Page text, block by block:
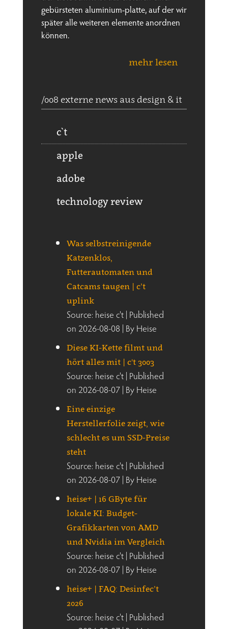
gebürsteten aluminium-platte, auf der wir
später alle weiteren elemente anordnen
können.
mehr lesen
/008 externe news aus design & it
c`t
apple
adobe
technology review
Was selbstreinigende
Katzenklos,
Futterautomaten und
Catcams taugen | c’t
uplink
Source: heise c't Published
on 2026-08-08 By Heise
Diese KI-Kette filmt und
hört alles mit | c't 3003
Source: heise c't Published
on 2026-08-07 By Heise
Eine einzige
Herstellerfolie zeigt, wie
schlecht es um SSD-Preise
steht
Source: heise c't Published
on 2026-08-07 By Heise
heise+ | 16 GByte für
lokale KI: Budget-
Grafikkarten von AMD
und Nvidia im Vergleich
Source: heise c't Published
on 2026-08-07 By Heise
heise+ | FAQ: Desinfec’t
2026
Source: heise c't Published